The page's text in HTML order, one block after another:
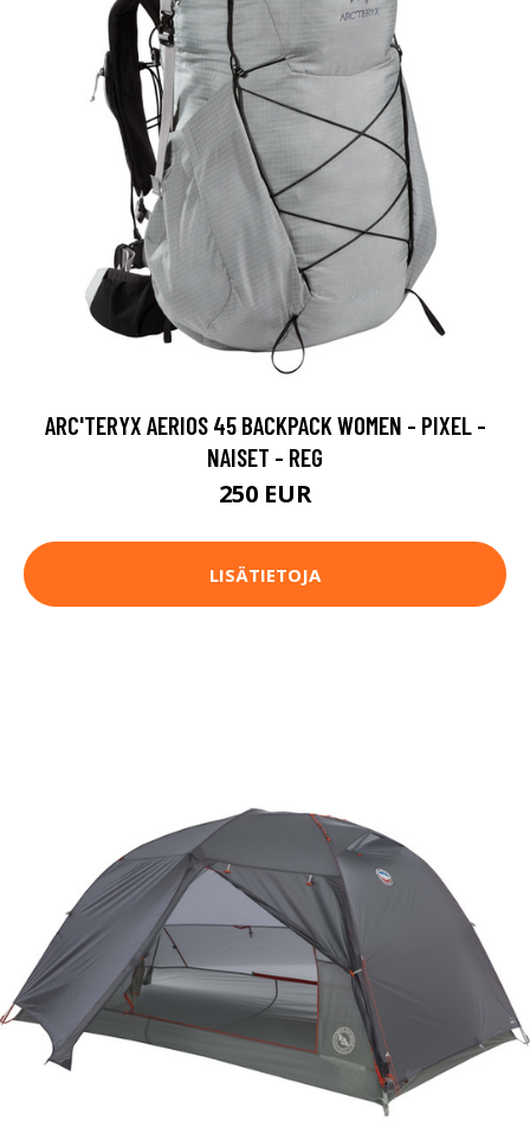
ARC'TERYX AERIOS 45 BACKPACK WOMEN - PIXEL -
NAISET - REG
250 EUR
LISÄTIETOJA